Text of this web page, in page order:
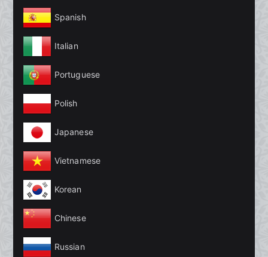
Spanish
Italian
Portuguese
Polish
Japanese
Vietnamese
Korean
Chinese
Russian